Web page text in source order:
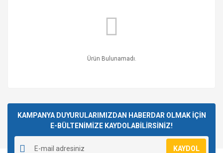
Ürün Bulunamadı.
KAMPANYA DUYURULARIMIZDAN HABERDAR OLMAK İÇİN
E-BÜLTENİMİZE KAYDOLABİLİRSİNİZ!
KAYDOL